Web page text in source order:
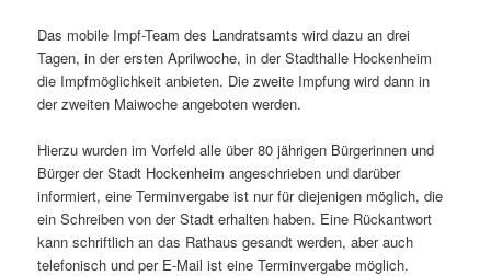
Das mobile Impf-Team des Landratsamts wird dazu an drei
Tagen, in der ersten Aprilwoche, in der Stadthalle Hockenheim
die Impfmöglichkeit anbieten. Die zweite Impfung wird dann in
der zweiten Maiwoche angeboten werden.
Hierzu wurden im Vorfeld alle über 80 jährigen Bürgerinnen und
Bürger der Stadt Hockenheim angeschrieben und darüber
informiert, eine Terminvergabe ist nur für diejenigen möglich, die
ein Schreiben von der Stadt erhalten haben. Eine Rückantwort
kann schriftlich an das Rathaus gesandt werden, aber auch
telefonisch und per E-Mail ist eine Terminvergabe möglich.